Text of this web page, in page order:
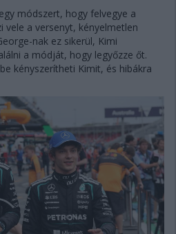
módszert, hogy felvegye a
vele a versenyt, kényelmetlen
nak ez sikerül, Kimi
a módját, hogy legyőzze őt.
kényszerítheti Kimit, és hibákra